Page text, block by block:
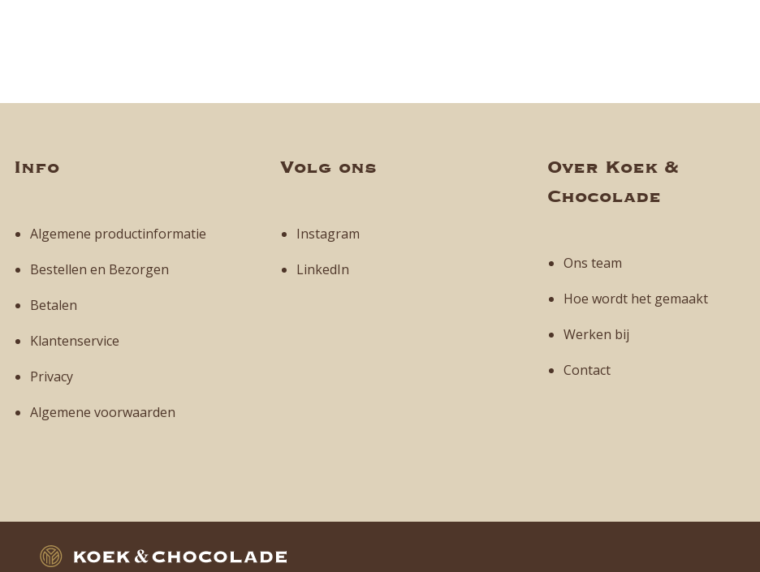
Info
Algemene productinformatie
Bestellen en Bezorgen
Betalen
Klantenservice
Privacy
Algemene voorwaarden
Volg ons
Instagram
LinkedIn
Over Koek &
Chocolade
Ons team
Hoe wordt het gemaakt
Werken bij
Contact